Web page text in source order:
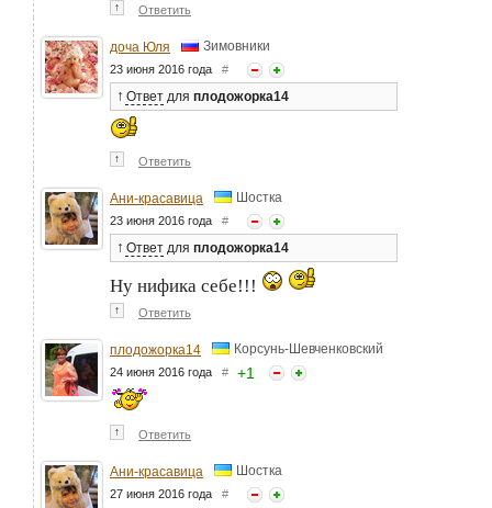
↑ Ответить
доча Юля Зимовники
23 июня 2016 года #
↑ Ответ для плодожорка14
↑ Ответить
Ани-красавица Шостка
23 июня 2016 года #
↑ Ответ для плодожорка14
Ну нифика себе!!!
↑ Ответить
плодожорка14 Корсунь-Шевченковский
24 июня 2016 года # +1
↑ Ответить
Ани-красавица Шостка
27 июня 2016 года #